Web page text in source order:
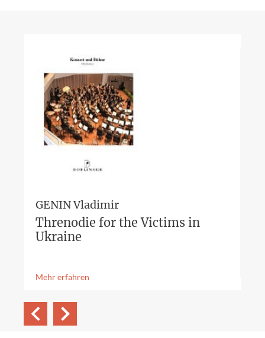
GENIN Vladimir
Threnodie for the Victims in
Ukraine
Mehr erfahren
RückwärtsVorwärts